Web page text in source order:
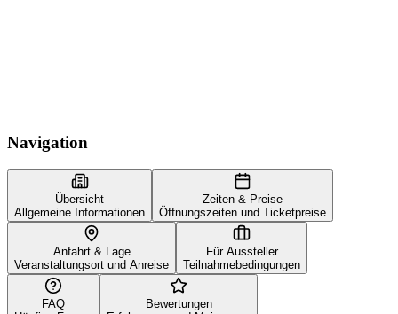
Navigation
Übersicht
Allgemeine Informationen
Zeiten & Preise
Öffnungszeiten und Ticketpreise
Anfahrt & Lage
Veranstaltungsort und Anreise
Für Aussteller
Teilnahmebedingungen
FAQ
Bewertungen